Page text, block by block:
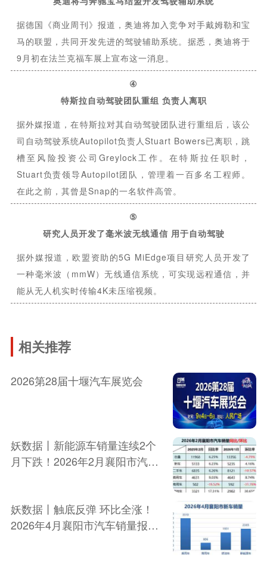
据德国《商业周刊》报道，奥迪将加入竞争对手戴姆勒和宝
马的联盟，共同开发先进的驾驶辅助系统。据悉，奥迪将于
9月初在法兰克福车展上宣布这一消息。
④
特斯拉自动驾驶团队重组 负责人离职
据外媒报道，在特斯拉对其自动驾驶团队进行重组后，该公
司自动驾驶系统Autopilot负责人Stuart Bowers已离职，跳
槽至风险投资公司Greylock工作。在特斯拉任职时，
Stuart负责领导Autopilot团队，管理着一百多名工程师。
在此之前，其曾是Snap的一名软件高管。
⑤
研究人员开发了毫米波无线通信 用于自动驾驶
据外媒报道，欧盟资助的5G MiEdge项目研究人员开发了
一种毫米波（mmW）无线通信系统，可实现远程通信，并
能从无人机实时传输4K未压缩视频。
相关推荐
2026第28届十堰汽车展览会
妖数据丨新能源车销量连续2个
月下跌！2026年2月襄阳市汽车
妖数据丨触底反弹 环比全涨！
2026年4月襄阳市汽车销量报告